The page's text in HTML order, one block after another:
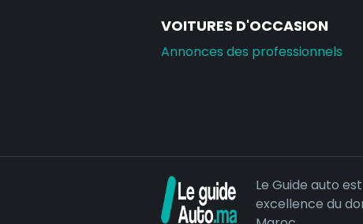
VOITURES D'OCCASION
Annonces des professionnels
Le Guide auto
excellence du